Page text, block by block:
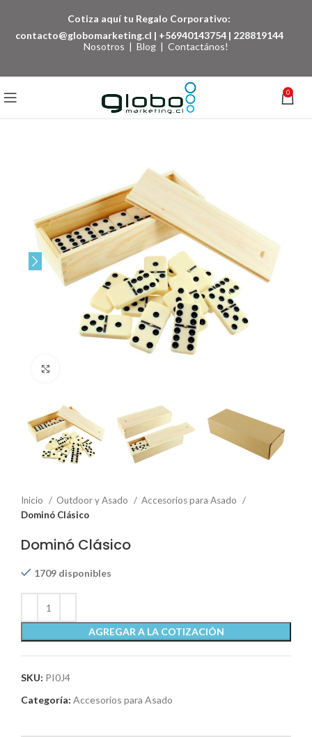
Cotiza aquí tu Regalo Corporativo:
contacto@globomarketing.cl | +56940143754 | 228819144
Nosotros | Blog | Contactános!
0
Inicio Outdoor y Asado
Accesorios para Asado
Dominó Clásico
Dominó Clásico
1709 disponibles
AGREGAR A LA COTIZACIÓN
SKU: PI0J4
Categoría: Accesorios para Asado